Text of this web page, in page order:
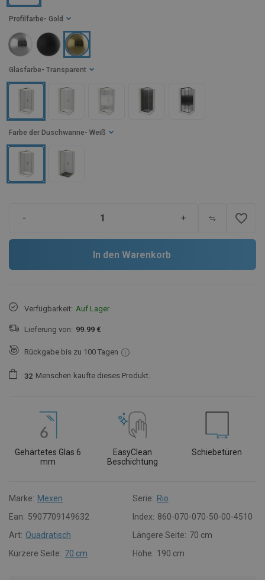
Glasfarbe - Transparent
Profilfarbe - Gold
Farbe der Duschwanne - Weiß
- + favorite_border
In den Warenkorb
Verfügbarkeit: Auf Lager
Lieferung von: 99.99 €
Rückgabe bis zu 100 Tagen
32 Menschen kaufte dieses Produkt.
Gehärtetes Glas 6
mm
EasyClean
Beschichtung
Schiebetüren
Marke: Mexen Serie: Rio
Ean: 5907709149632 Index: 860-070-070-50-00-4510
Art: Quadratisch Längere Seite: 70 cm
Kürzere Seite: 70 cm Höhe: 190 cm